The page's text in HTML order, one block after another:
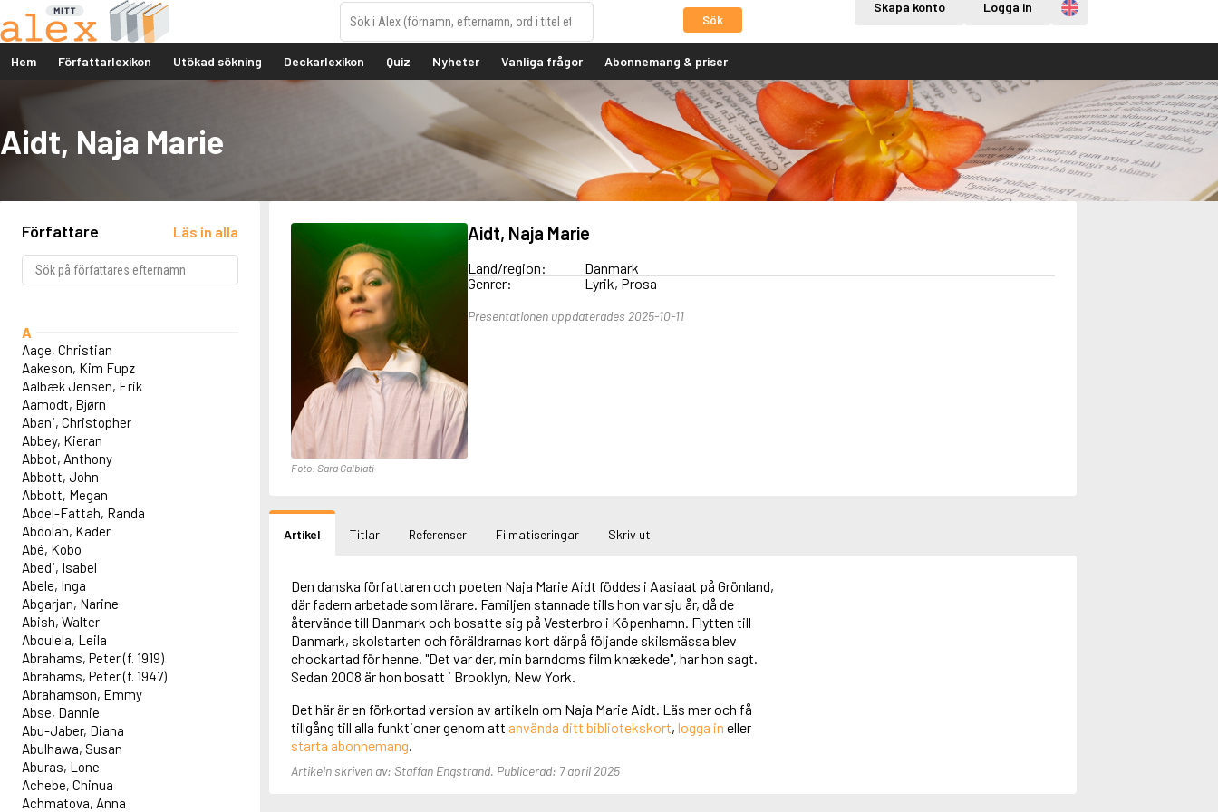
Sök
Skapa konto Logga in Engelska
Hem Författarlexikon Utökad sökning Deckarlexikon Quiz Nyheter Vanliga frågor Abonnemang & priser
Aidt, Naja Marie
Författare Läs in alla
A
Aage, Christian
Aakeson, Kim Fupz
Aalbæk Jensen, Erik
Aamodt, Bjørn
Abani, Christopher
Abbey, Kieran
Abbot, Anthony
Abbott, John
Abbott, Megan
Abdel-Fattah, Randa
Abdolah, Kader
Abé, Kobo
Abedi, Isabel
Abele, Inga
Abgarjan, Narine
Abish, Walter
Aboulela, Leila
Abrahams, Peter (f. 1919)
Abrahams, Peter (f. 1947)
Abrahamson, Emmy
Abse, Dannie
Abu-Jaber, Diana
Abulhawa, Susan
Aburas, Lone
Achebe, Chinua
Achmatova, Anna
Foto: Sara Galbiati
Aidt, Naja Marie
Land/region:
Danmark
Genrer:
Lyrik, Prosa
Presentationen uppdaterades 2025-10-11
Artikel Titlar Referenser Filmatiseringar Skriv ut
Den danska författaren och poeten Naja Marie Aidt föddes i Aasiaat på Grönland,
där fadern arbetade som lärare. Familjen stannade tills hon var sju år, då de
återvände till Danmark och bosatte sig på Vesterbro i Köpenhamn. Flytten till
Danmark, skolstarten och föräldrarnas kort därpå följande skilsmässa blev
chockartad för henne. "Det var der, min barndoms film knækede", har hon sagt.
Sedan 2008 är hon bosatt i Brooklyn, New York.
Det här är en förkortad version av artikeln om Naja Marie Aidt. Läs mer och få
tillgång till alla funktioner genom att använda ditt bibliotekskort, logga in eller
starta abonnemang.
Artikeln skriven av: Staffan Engstrand. Publicerad: 7 april 2025